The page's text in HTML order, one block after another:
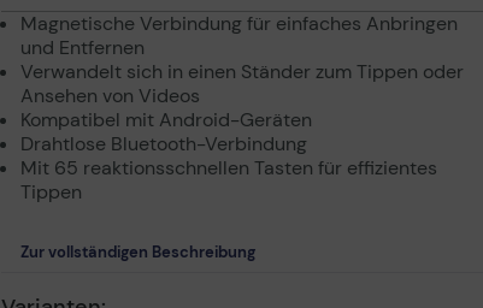
Magnetische Verbindung für einfaches Anbringen
und Entfernen
Verwandelt sich in einen Ständer zum Tippen oder
Ansehen von Videos
Kompatibel mit Android-Geräten
Drahtlose Bluetooth-Verbindung
Mit 65 reaktionsschnellen Tasten für effizientes
Tippen
Zur vollständigen Beschreibung